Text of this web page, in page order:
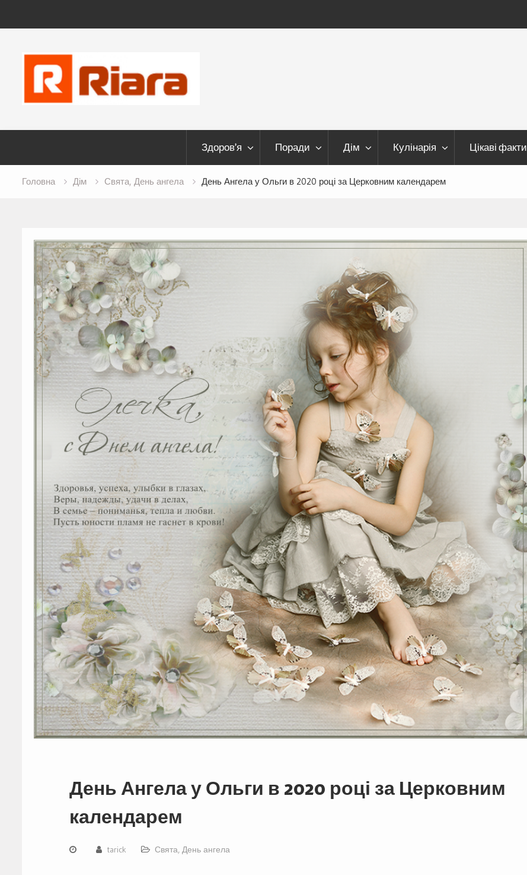
content
Здоров’я Поради Дім Кулінарія Цікаві факти
Головна Дім Свята, День ангела День Ангела у Ольги в 2020 році за Церковним календарем
День Ангела у Ольги в 2020 році за Церковним
календарем
tarick Свята, День ангела